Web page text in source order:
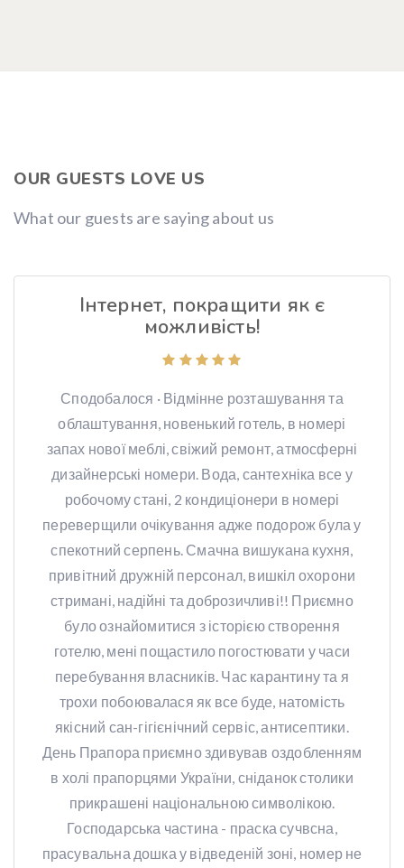
OUR GUESTS LOVE US
What our guests are saying about us
Інтернет, покращити як є
можливість!
Сподобалося · Відмінне розташування та
облаштування, новенький готель, в номері
запах нової меблі, свіжий ремонт, атмосферні
дизайнерські номери. Вода, сантехніка все у
робочому стані, 2 кондиціонери в номері
переверщили очікування адже подорож була у
спекотний серпень. Смачна вишукана кухня,
привітний дружній персонал, вишкіл охорони
стримані, надійні та доброзичливі!! Приємно
було ознайомитися з історією створення
готелю, мені пощастило погостювати у часи
перебування власників. Час карантину та я
трохи побоювалася як все буде, натомість
якісний сан-гігієнічний сервіс, антисептики.
День Прапора приємно здивував оздобленням
в холі прапорцями України, сніданок столики
прикрашені національною символікою.
Господарська частина - праска сучвсна,
прасувальна дошка у відведеній зоні, номер не